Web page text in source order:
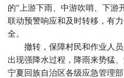
的“上游下雨、中游吹哨、下游
联动预警响应和及时转移，有
全。
撤转，保障村民和作业人员
出现强降水过程，降雨来势猛
宁夏回族自治区各级应急管理